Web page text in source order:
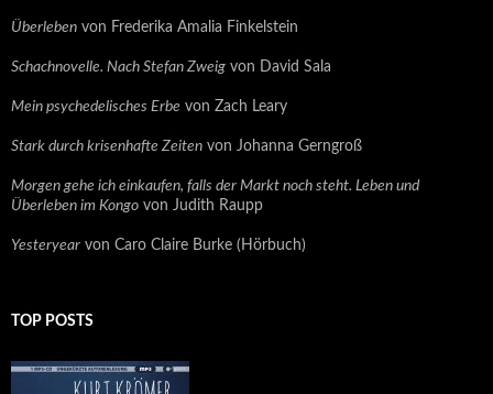
Überleben von Frederika Amalia Finkelstein
Schachnovelle. Nach Stefan Zweig von David Sala
Mein psychedelisches Erbe von Zach Leary
Stark durch krisenhafte Zeiten von Johanna Gerngroß
Morgen gehe ich einkaufen, falls der Markt noch steht. Leben und
Überleben im Kongo von Judith Raupp
Yesteryear von Caro Claire Burke (Hörbuch)
TOP POSTS